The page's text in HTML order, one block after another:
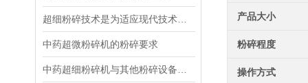
中药超微粉碎机的粉碎要求
产品大小
粉碎程度
操作方式